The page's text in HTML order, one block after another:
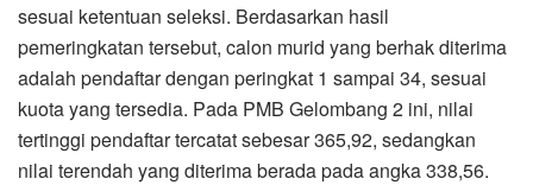
sesuai ketentuan seleksi. Berdasarkan hasil
pemeringkatan tersebut, calon murid yang berhak diterima
adalah pendaftar dengan peringkat 1 sampai 34, sesuai
kuota yang tersedia. Pada PMB Gelombang 2 ini, nilai
tertinggi pendaftar tercatat sebesar 365,92, sedangkan
nilai terendah yang diterima berada pada angka 338,56.